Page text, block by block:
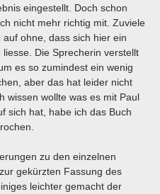
eingestellt. Doch schon
nicht mehr richtig mit. Zuviele
ohne, dass sich hier ein
Die Sprecherin verstellt
es so zumindest ein wenig
aber das hat leider nicht
wissen wollte was es mit Paul
sich hat, habe ich das Buch
zu den einzelnen
gekürzten Fassung des
leichter gemacht der